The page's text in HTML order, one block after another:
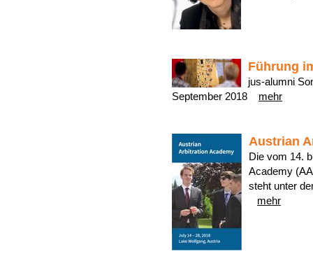
Führung
jus-alumni
September 2018 mehr
Austrian
Die vom 14.
Academy
steht unter
mehr